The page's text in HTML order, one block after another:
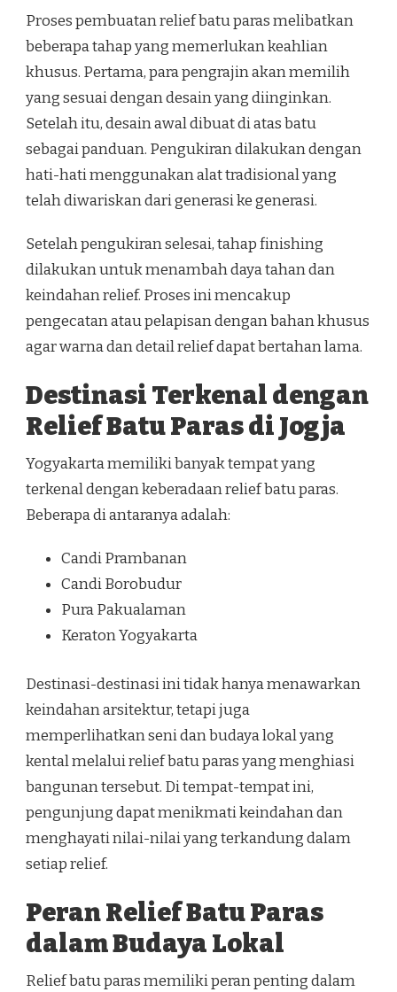
Proses pembuatan relief batu paras melibatkan
beberapa tahap yang memerlukan keahlian
khusus. Pertama, para pengrajin akan memilih
yang sesuai dengan desain yang diinginkan.
Setelah itu, desain awal dibuat di atas batu
sebagai panduan. Pengukiran dilakukan dengan
hati-hati menggunakan alat tradisional yang
telah diwariskan dari generasi ke generasi.
Setelah pengukiran selesai, tahap finishing
dilakukan untuk menambah daya tahan dan
keindahan relief. Proses ini mencakup
pengecatan atau pelapisan dengan bahan khusus
agar warna dan detail relief dapat bertahan lama.
Destinasi Terkenal dengan
Relief Batu Paras di Jogja
Yogyakarta memiliki banyak tempat yang
terkenal dengan keberadaan relief batu paras.
Beberapa di antaranya adalah:
Candi Prambanan
Candi Borobudur
Pura Pakualaman
Keraton Yogyakarta
Destinasi-destinasi ini tidak hanya menawarkan
keindahan arsitektur, tetapi juga
memperlihatkan seni dan budaya lokal yang
kental melalui relief batu paras yang menghiasi
bangunan tersebut. Di tempat-tempat ini,
pengunjung dapat menikmati keindahan dan
menghayati nilai-nilai yang terkandung dalam
setiap relief.
Peran Relief Batu Paras
dalam Budaya Lokal
Relief batu paras memiliki peran penting dalam